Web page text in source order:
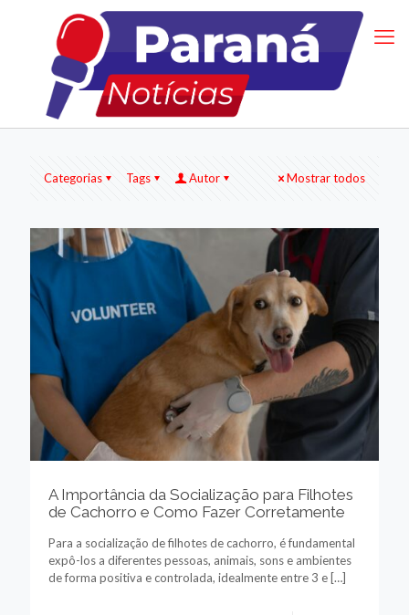
Categorias Tags Autor Mostrar todos
A Importância da Socialização para Filhotes
de Cachorro e Como Fazer Corretamente
Para a socialização de filhotes de cachorro, é fundamental
expô-los a diferentes pessoas, animais, sons e ambientes
de forma positiva e controlada, idealmente entre 3 e […]